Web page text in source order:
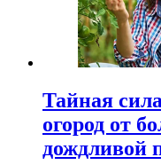
Тайная
огород от
дождливой